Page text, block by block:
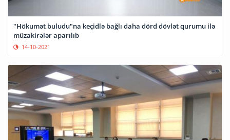
"Hökumət buludu"na keçidlə bağlı daha dörd dövlət qurumu ilə
müzakirələr aparılıb
14-10-2021